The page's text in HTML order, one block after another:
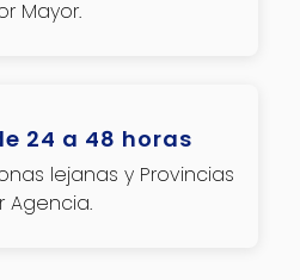
Mayor.
24 a 48 horas
lejanas y Provincias
Agencia.